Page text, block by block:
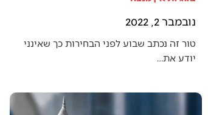
נובמבר 2, 2022
טור זה נכתב שבוע לפני הבחירות כך שאינני
יודע את…